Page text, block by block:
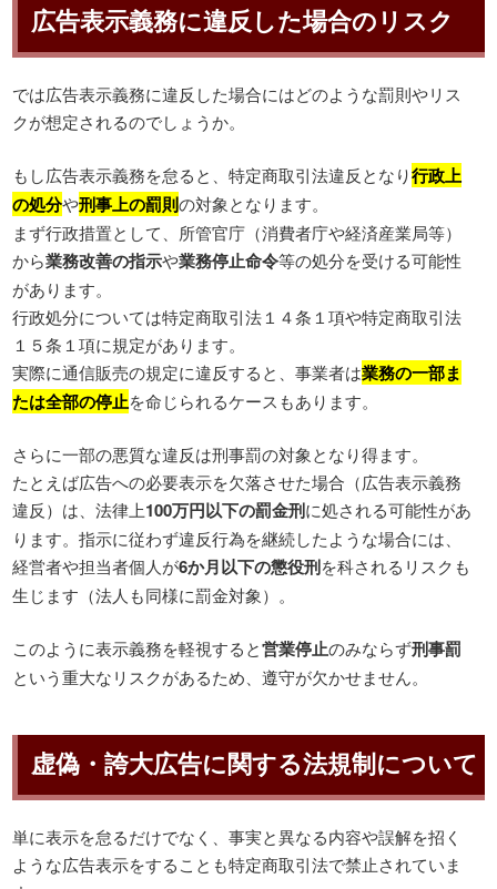
広告表示義務に違反した場合のリスク
では広告表示義務に違反した場合にはどのような罰則やリス
クが想定されるのでしょうか。
もし広告表示義務を怠ると、特定商取引法違反となり行政上
の処分や刑事上の罰則の対象となります。
まず行政措置として、所管官庁（消費者庁や経済産業局等）
から業務改善の指示や業務停止命令等の処分を受ける可能性
があります。
行政処分については特定商取引法１４条１項や特定商取引法
１５条１項に規定があります。
実際に通信販売の規定に違反すると、事業者は業務の一部ま
たは全部の停止を命じられるケースもあります。
さらに一部の悪質な違反は刑事罰の対象となり得ます。
たとえば広告への必要表示を欠落させた場合（広告表示義務
違反）は、法律上100万円以下の罰金刑に処される可能性があ
ります。指示に従わず違反行為を継続したような場合には、
経営者や担当者個人が6か月以下の懲役刑を科されるリスクも
生じます（法人も同様に罰金対象）。
このように表示義務を軽視すると営業停止のみならず刑事罰
という重大なリスクがあるため、遵守が欠かせません。
虚偽・誇大広告に関する法規制について
単に表示を怠るだけでなく、事実と異なる内容や誤解を招く
ような広告表示をすることも特定商取引法で禁止されていま